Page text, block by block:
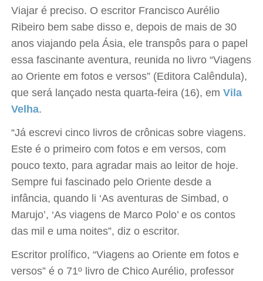
Viajar é preciso. O escritor Francisco Aurélio
Ribeiro bem sabe disso e, depois de mais de 30
anos viajando pela Ásia, ele transpôs para o papel
essa fascinante aventura, reunida no livro “Viagens
ao Oriente em fotos e versos” (Editora Calêndula),
que será lançado nesta quarta-feira (16), emVila
Velha.
“Já escrevi cinco livros de crônicas sobre viagens.
Este é o primeiro com fotos e em versos, com
pouco texto, para agradar mais ao leitor de hoje.
Sempre fui fascinado pelo Oriente desde a
infância, quando li ‘As aventuras de Simbad, o
Marujo’, ‘As viagens de Marco Polo’ e os contos
das mil e uma noites”, diz o escritor.
Escritor prolífico, “Viagens ao Oriente em fotos e
versos” é o 71º livro de Chico Aurélio, professor